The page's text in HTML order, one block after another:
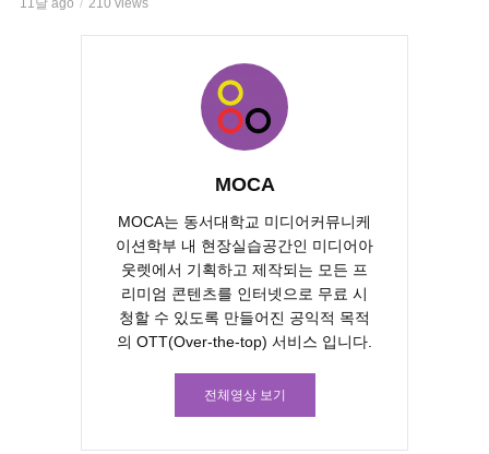
MOCA
MOCA는 동서대학교 미디어커뮤니케
이션학부 내 현장실습공간인 미디어아
웃렛에서 기획하고 제작되는 모든 프
리미엄 콘텐츠를 인터넷으로 무료 시
청할 수 있도록 만들어진 공익적 목적
의 OTT(Over-the-top) 서비스 입니다.
전체영상 보기